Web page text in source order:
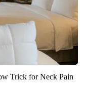
Trick for Neck Pain